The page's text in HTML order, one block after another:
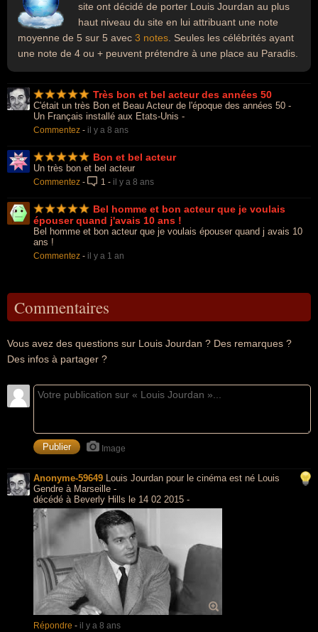
site ont décidé de porter Louis Jourdan au plus
haut niveau du site en lui attribuant une note
moyenne de 5 sur 5 avec 3 notes . Seules les célébrités ayant
une note de 4 ou + peuvent prétendre à une place au Paradis.
Très bon et bel acteur des années 50
C'était un très Bon et Beau Acteur de l'époque des années 50 -
Un Français installé aux Etats-Unis -
Commentez - il y a 8 ans
Bon et bel acteur
Un très bon et bel acteur
Commentez - 1 - il y a 8 ans
Bel homme et bon acteur que je voulais
épouser quand j'avais 10 ans !
Bel homme et bon acteur que je voulais épouser quand j avais 10
ans !
Commentez - il y a 1 an
Commentaires
Vous avez des questions sur Louis Jourdan ? Des remarques ?
Des infos à partager ?
Image
Anonyme-59649 Louis Jourdan pour le cinéma est né Louis
Gendre à Marseille -
décédé à Beverly Hills le 14 02 2015 -
Répondre - il y a 8 ans